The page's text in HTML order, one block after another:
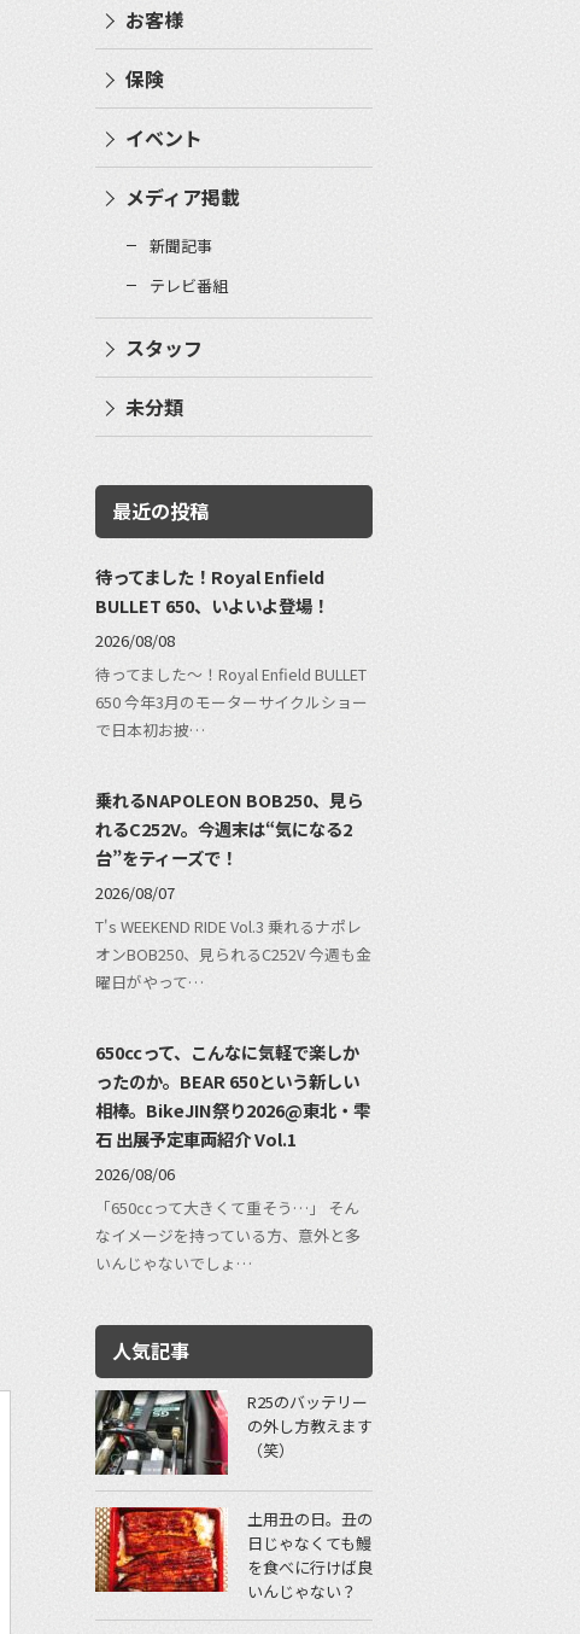
お客様
保険
イベント
メディア掲載
新聞記事
テレビ番組
スタッフ
未分類
最近の投稿
待ってました！Royal Enfield
BULLET 650、いよいよ登場！
2026/08/08
待ってました〜！Royal Enfield BULLET
650 今年3月のモーターサイクルショー
で日本初お披…
乗れるNAPOLEON BOB250、見ら
れるC252V。今週末は“気になる2
台”をティーズで！
2026/08/07
T's WEEKEND RIDE Vol.3 乗れるナポレ
オンBOB250、見られるC252V 今週も金
曜日がやって…
650ccって、こんなに気軽で楽しか
ったのか。BEAR 650という新しい
相棒。BikeJIN祭り2026@東北・雫
石 出展予定車両紹介 Vol.1
2026/08/06
「650ccって大きくて重そう…」 そん
なイメージを持っている方、意外と多
いんじゃないでしょ…
人気記事
R25のバッテリー
の外し方教えます
（笑）
土用丑の日。丑の
日じゃなくても鰻
を食べに行けば良
いんじゃない？